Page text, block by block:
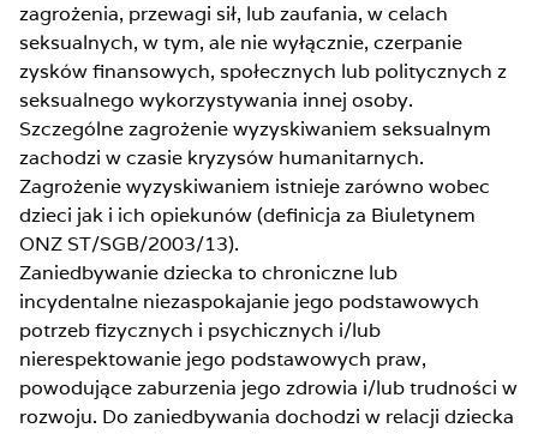
zagrożenia, przewagi sił, lub zaufania, w celach
seksualnych, w tym, ale nie wyłącznie, czerpanie
zysków finansowych, społecznych lub politycznych z
seksualnego wykorzystywania innej osoby.
Szczególne zagrożenie wyzyskiwaniem seksualnym
zachodzi w czasie kryzysów humanitarnych.
Zagrożenie wyzyskiwaniem istnieje zarówno wobec
dzieci jak i ich opiekunów (definicja za Biuletynem
ONZ ST/SGB/2003/13).
Zaniedbywanie dziecka to chroniczne lub
incydentalne niezaspokajanie jego podstawowych
potrzeb fizycznych i psychicznych i/lub
nierespektowanie jego podstawowych praw,
powodujące zaburzenia jego zdrowia i/lub trudności w
rozwoju. Do zaniedbywania dochodzi w relacji dziecka